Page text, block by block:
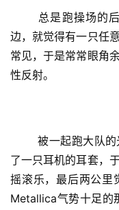
边，就觉得有一只任
常见，于是常常眼角
性反射。
	被一起跑大队的光屁股吸引着目光的时候，被人撞掉
了一只耳机的耳套，
摇滚乐，最后两公里
Metallica气势十足的